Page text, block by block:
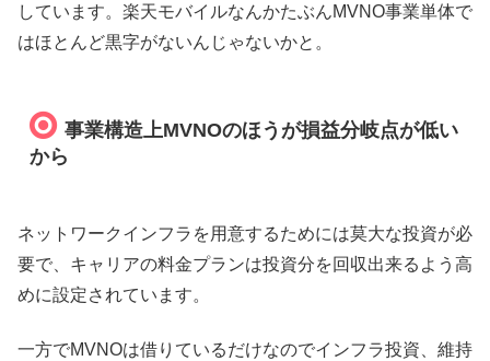
しています。楽天モバイルなんかたぶんMVNO事業単体で
はほとんど黒字がないんじゃないかと。
事業構造上MVNOのほうが損益分岐点が低い
から
ネットワークインフラを用意するためには莫大な投資が必
要で、キャリアの料金プランは投資分を回収出来るよう高
めに設定されています。
一方でMVNOは借りているだけなのでインフラ投資、維持